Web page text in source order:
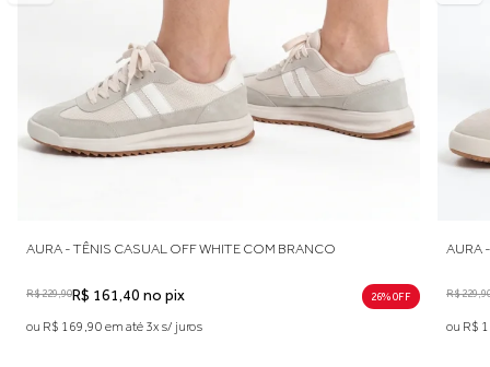
26% 0FF
AURA - TÊNIS CASUAL OFF WHITE COM CINZA E PRETO
R$ 229,90R$ 161,40 no pix 26% 0FF
ou R$ 169,90 em até 3x s/ juros